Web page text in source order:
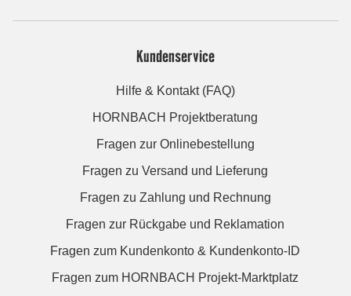
Kundenservice
Hilfe & Kontakt (FAQ)
HORNBACH Projektberatung
Fragen zur Onlinebestellung
Fragen zu Versand und Lieferung
Fragen zu Zahlung und Rechnung
Fragen zur Rückgabe und Reklamation
Fragen zum Kundenkonto & Kundenkonto-ID
Fragen zum HORNBACH Projekt-Marktplatz